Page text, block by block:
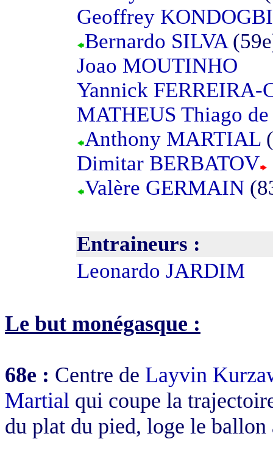
Geoffrey
Bernardo SILVA
Joao MOUTINHO
Yannick FERREIRA-
MATHEUS Thiago
Anthony MARTIAL
Dimitar BERBATOV
Valère GERMAIN
Entraineurs :
Leonardo JARDIM
Le but monégasque :
68e : Centre de Layvin
Martial qui coupe la
du plat du pied, loge le